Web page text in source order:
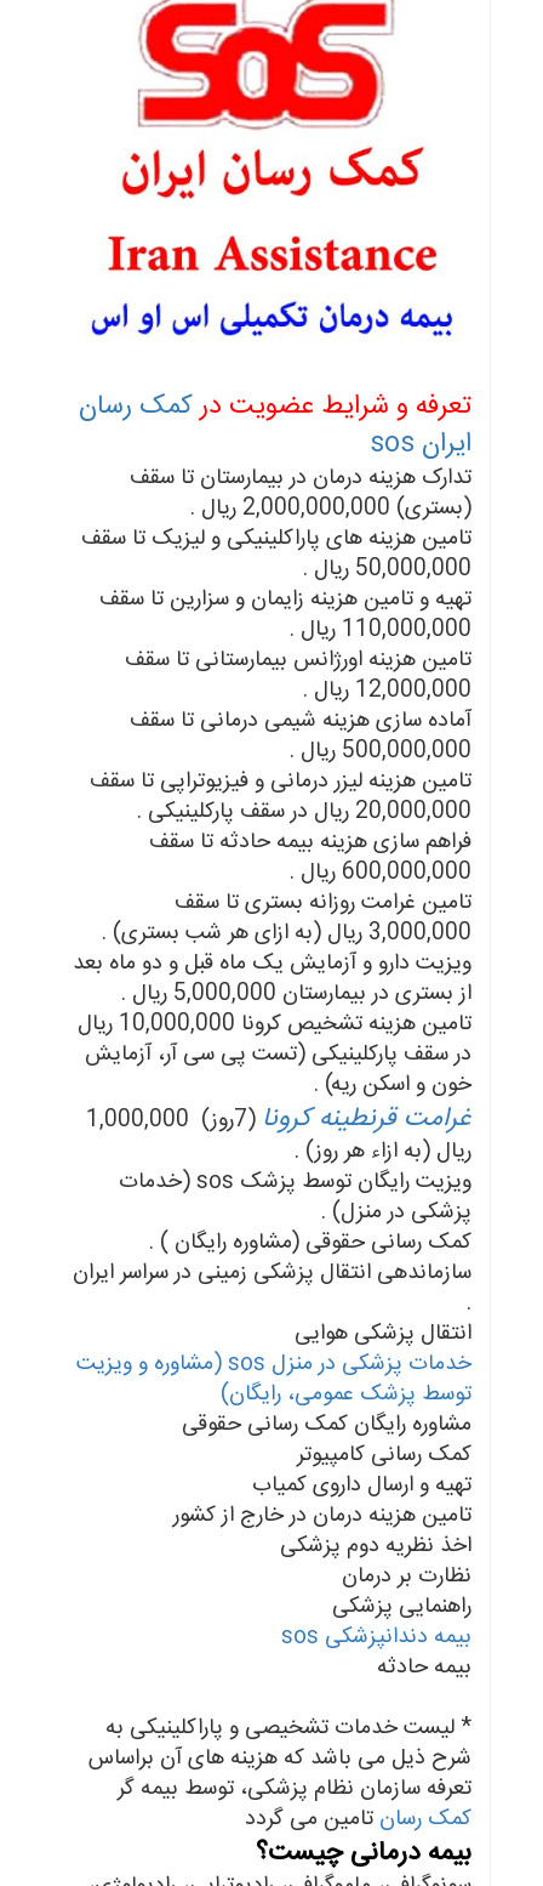
تعرفه و شرایط عضویت درکمک رسان
ایران sos
تدارک هزینه درمان در بیمارستان تا سقف
(بستری) 2,000,000,000 ریال .
تامین هزینه های پاراکلینیکی و لیزیک تا سقف
50,000,000 ریال .
تهیه و تامین هزینه زایمان و سزارین تا سقف
110,000,000 ریال .
تامین هزینه اورژانس بیمارستانی تا سقف
12,000,000 ریال .
آماده سازی هزینه شیمی درمانی تا سقف
500,000,000 ریال .
تامین هزینه لیزر درمانی و فیزیوتراپی تا سقف
20,000,000 ریال در سقف پارکلینیکی .
فراهم سازی هزینه بیمه حادثه تا سقف
600,000,000 ریال .
تامین غرامت روزانه بستری تا سقف
3,000,000 ریال (به ازای هر شب بستری) .
ویزیت دارو و آزمایش یک ماه قبل و دو ماه بعد
از بستری در بیمارستان 5,000,000 ریال .
تامین هزینه تشخیص کرونا 10,000,000 ریال
در سقف پارکلینیکی (تست پی سی آر، آزمایش
خون و اسکن ریه) .
غرامت قرنطینه کرونا
(7روز) 1,000,000
ریال (به ازاء هر روز) .
ویزیت رایگان توسط پزشک sos (خدمات
پزشکی در منزل) .
کمک رسانی حقوقی (مشاوره رایگان ) .
سازماندهی انتقال پزشکی زمینی در سراسر ایران
.
انتقال پزشکی هوایی
خدمات پزشکی در منزل sos (مشاوره و ویزیت
توسط پزشک عمومی، رایگان)
مشاوره رایگان کمک رسانی حقوقی
کمک رسانی کامپیوتر
تهیه و ارسال داروی کمیاب
تامین هزینه درمان در خارج از کشور
اخذ نظریه دوم پزشکی
نظارت بر درمان
راهنمایی پزشکی
بیمه دندانپزشکی sos
بیمه حادثه
* لیست خدمات تشخیصی و پاراکلینیکی به
شرح ذیل می باشد که هزینه های آن براساس
تعرفه سازمان نظام پزشکی، توسط بیمه گر
کمک رسان تامین می گردد
بیمه درمانی چیست؟